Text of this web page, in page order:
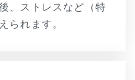
、ストレスなど（特
られます。